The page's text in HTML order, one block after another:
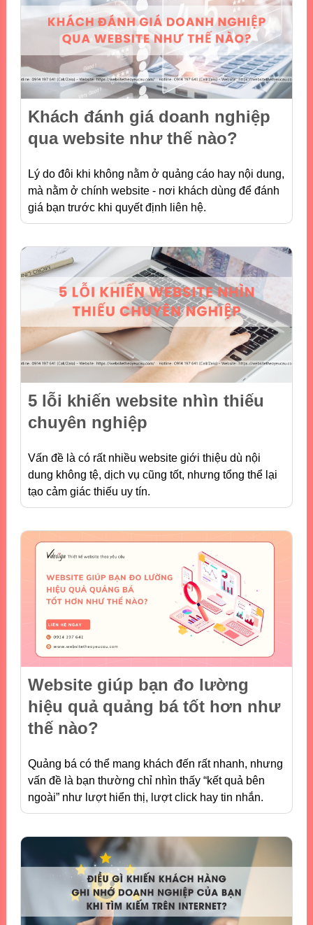
Khách đánh giá doanh nghiệp
qua website như thế nào?
Lý do đôi khi không nằm ở quảng cáo hay nội dung,
mà nằm ở chính website - nơi khách dùng để đánh
giá bạn trước khi quyết định liên hệ.
5 lỗi khiến website nhìn thiếu
chuyên nghiệp
Vấn đề là có rất nhiều website giới thiệu dù nội
dung không tệ, dịch vụ cũng tốt, nhưng tổng thể lại
tạo cảm giác thiếu uy tín.
Website giúp bạn đo lường
hiệu quả quảng bá tốt hơn như
thế nào?
Quảng bá có thể mang khách đến rất nhanh, nhưng
vấn đề là bạn thường chỉ nhìn thấy “kết quả bên
ngoài” như lượt hiển thị, lượt click hay tin nhắn.